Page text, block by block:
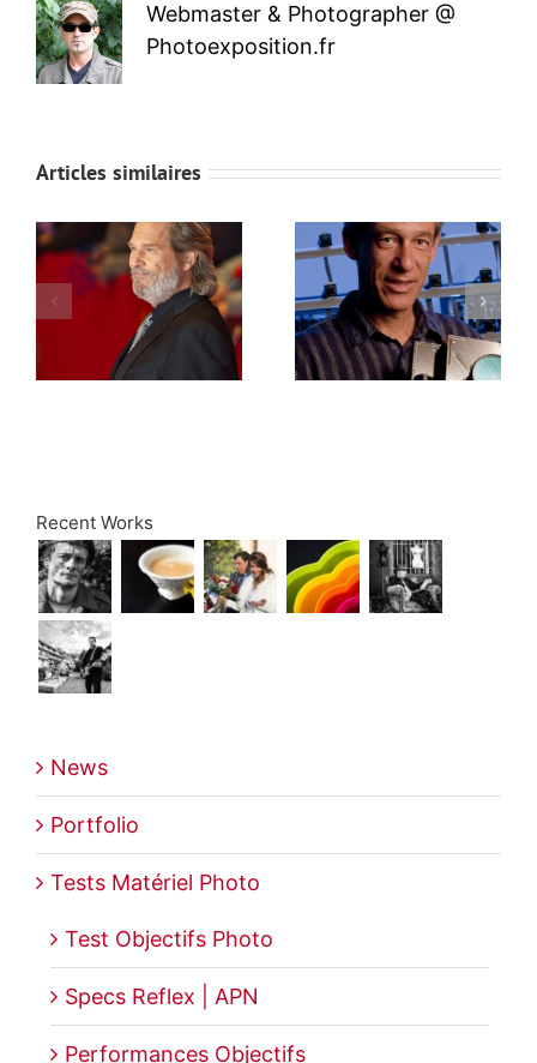
Webmaster & Photographer @
Photoexposition.fr
Articles similaires
Recent Works
News
Portfolio
Tests Matériel Photo
Test Objectifs Photo
Specs Reflex | APN
Performances Objectifs